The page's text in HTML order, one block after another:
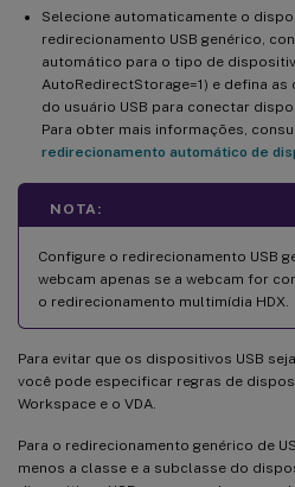
Selecione automaticamente o
redirecionamento USB genérico,
automático para o tipo de
AutoRedirectStorage=1) e defina
do usuário USB para conectar
Para obter mais informações,
redirecionamento automático de
NOTA:
Configure o redirecionamento USB
webcam apenas se a webcam for
o redirecionamento multimídia HDX.
Para evitar que os dispositivos USB
você pode especificar regras de
Workspace e o VDA.
Para o redirecionamento genérico de
menos a classe e a subclasse do